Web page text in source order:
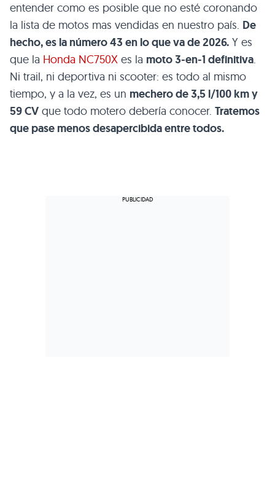
entender como es posible que no esté coronando
la lista de motos mas vendidas en nuestro país. De
hecho, es la número 43 en lo que va de 2026. Y es
que la Honda NC750X es la moto 3-en-1 definitiva.
Ni trail, ni deportiva ni scooter: es todo al mismo
tiempo, y a la vez, es un mechero de 3,5 l/100 km y
59 CV que todo motero debería conocer. Tratemos
que pase menos desapercibida entre todos.